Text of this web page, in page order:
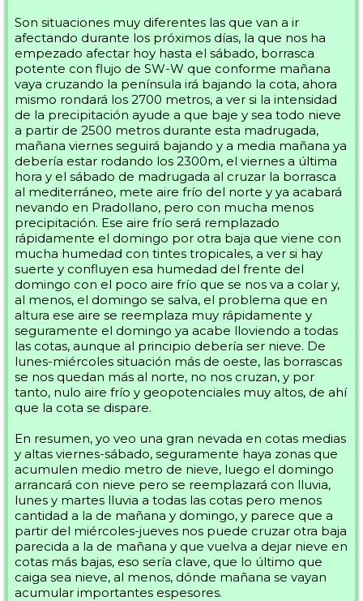
Son situaciones muy diferentes las que van a ir
afectando durante los próximos días, la que nos ha
empezado afectar hoy hasta el sábado, borrasca
potente con flujo de SW-W que conforme mañana
vaya cruzando la península irá bajando la cota, ahora
mismo rondará los 2700 metros, a ver si la intensidad
de la precipitación ayude a que baje y sea todo nieve
a partir de 2500 metros durante esta madrugada,
mañana viernes seguirá bajando y a media mañana ya
debería estar rodando los 2300m, el viernes a última
hora y el sábado de madrugada al cruzar la borrasca
al mediterráneo, mete aire frío del norte y ya acabará
nevando en Pradollano, pero con mucha menos
precipitación. Ese aire frío será remplazado
rápidamente el domingo por otra baja que viene con
mucha humedad con tintes tropicales, a ver si hay
suerte y confluyen esa humedad del frente del
domingo con el poco aire frío que se nos va a colar y,
al menos, el domingo se salva, el problema que en
altura ese aire se reemplaza muy rápidamente y
seguramente el domingo ya acabe lloviendo a todas
las cotas, aunque al principio debería ser nieve. De
lunes-miércoles situación más de oeste, las borrascas
se nos quedan más al norte, no nos cruzan, y por
tanto, nulo aire frío y geopotenciales muy altos, de ahí
que la cota se dispare.
En resumen, yo veo una gran nevada en cotas medias
y altas viernes-sábado, seguramente haya zonas que
acumulen medio metro de nieve, luego el domingo
arrancará con nieve pero se reemplazará con lluvia,
lunes y martes lluvia a todas las cotas pero menos
cantidad a la de mañana y domingo, y parece que a
partir del miércoles-jueves nos puede cruzar otra baja
parecida a la de mañana y que vuelva a dejar nieve en
cotas más bajas, eso sería clave, que lo último que
caiga sea nieve, al menos, dónde mañana se vayan
acumular importantes espesores.